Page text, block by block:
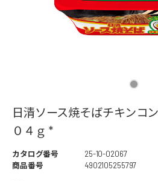
日清ソース焼そばチキンコ
０４ｇ *
カタログ番号
25-10-02067
商品番号
4902105255797